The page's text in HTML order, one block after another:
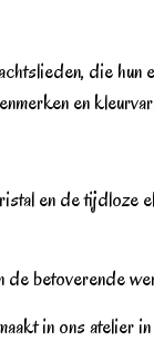
die
en
en de tijdloze
betoverende
in ons atelier